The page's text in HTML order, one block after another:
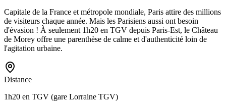
Capitale de la France et métropole mondiale, Paris attire des millions
de visiteurs chaque année. Mais les Parisiens aussi ont besoin
d'évasion ! À seulement 1h20 en TGV depuis Paris-Est, le Château
de Morey offre une parenthèse de calme et d'authenticité loin de
l'agitation urbaine.
Distance
1h20 en TGV (gare Lorraine TGV)